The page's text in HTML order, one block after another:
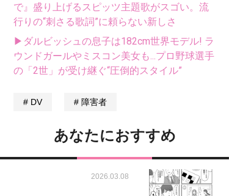
で』盛り上げるスピッツ主題歌がスゴい。流
行りの“刺さる歌詞”に頼らない新しさ
▶ダルビッシュの息子は182cm世界モデル! ラ
ウンドガールやミスコン美女も...プロ野球選手
の「2世」が受け継ぐ“圧倒的スタイル”
DV 障害者
あなたにおすすめ
2026.03.08